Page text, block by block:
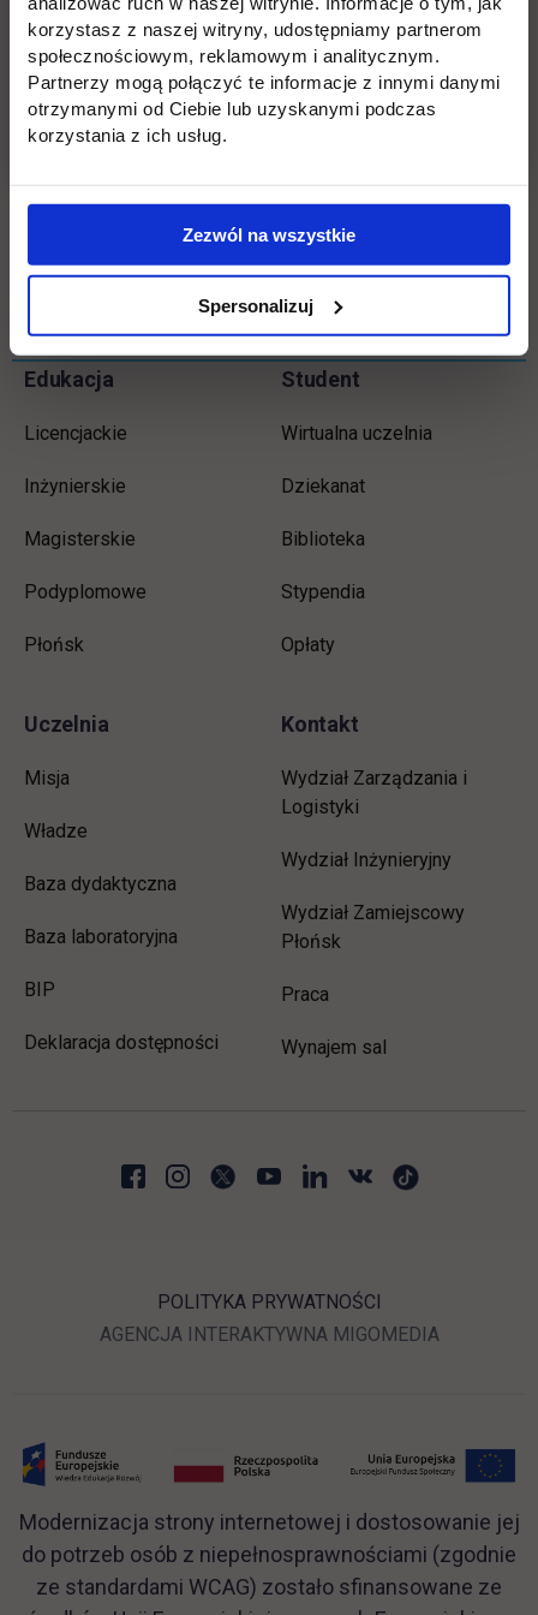
korzystasz z naszej witryny, udostępniamy partnerom
społecznościowym, reklamowym i analitycznym.
Partnerzy mogą połączyć te informacje z innymi danymi
otrzymanymi od Ciebie lub uzyskanymi podczas
korzystania z ich usług.
Zezwól na wszystkie
Spersonalizuj
przetwarzać bez końca. Nasze hasło: TWÓRZ
Z NAMI ŚWIAT
Więcej informacji:
Wróć
Pomiń
Informacje w stopce
Edukacja
Licencjackie
Inżynierskie
Magisterskie
Podyplomowe
Płońsk
Student
Wirtualna uczelnia
Dziekanat
Biblioteka
Stypendia
Opłaty
Uczelnia
Misja
Władze
Baza dydaktyczna
Baza laboratoryjna
BIP link otwiera się w nowej karcie
Deklaracja dostępności
Kontakt
Wydział Zarządzania i
Logistyki
Wydział Inżynieryjny
Wydział Zamiejscowy
Płońsk
Praca
Wynajem sal
POLITYKA PRYWATNOŚCI
AGENCJA INTERAKTYWNALINK OTWIERA SIĘ W
MIGOMEDIALINK
Modernizacja strony internetowej i dostosowanie jej
do potrzeb osób z niepełnosprawnościami (zgodnie
ze standardami WCAG) zostało sfinansowane ze